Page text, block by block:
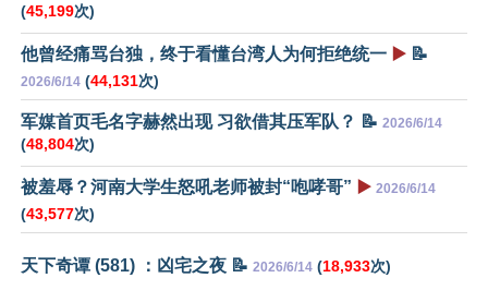
(45,199次)
他曾经痛骂台独，终于看懂台湾人为何拒绝统一 ▶️ 📝
2026/6/14 (44,131次)
军媒首页毛名字赫然出现 习欲借其压军队？ 📝 2026/6/14
(48,804次)
被羞辱？河南大学生怒吼老师被封“咆哮哥” ▶️ 2026/6/14
(43,577次)
天下奇谭 (581) ：凶宅之夜 📝 2026/6/14 (18,933次)